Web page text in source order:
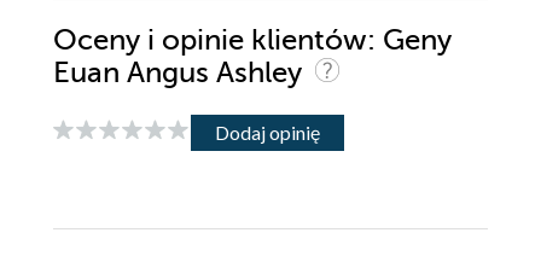
Oceny i opinie klientów: Geny
Euan Angus Ashley
Dodaj opinię